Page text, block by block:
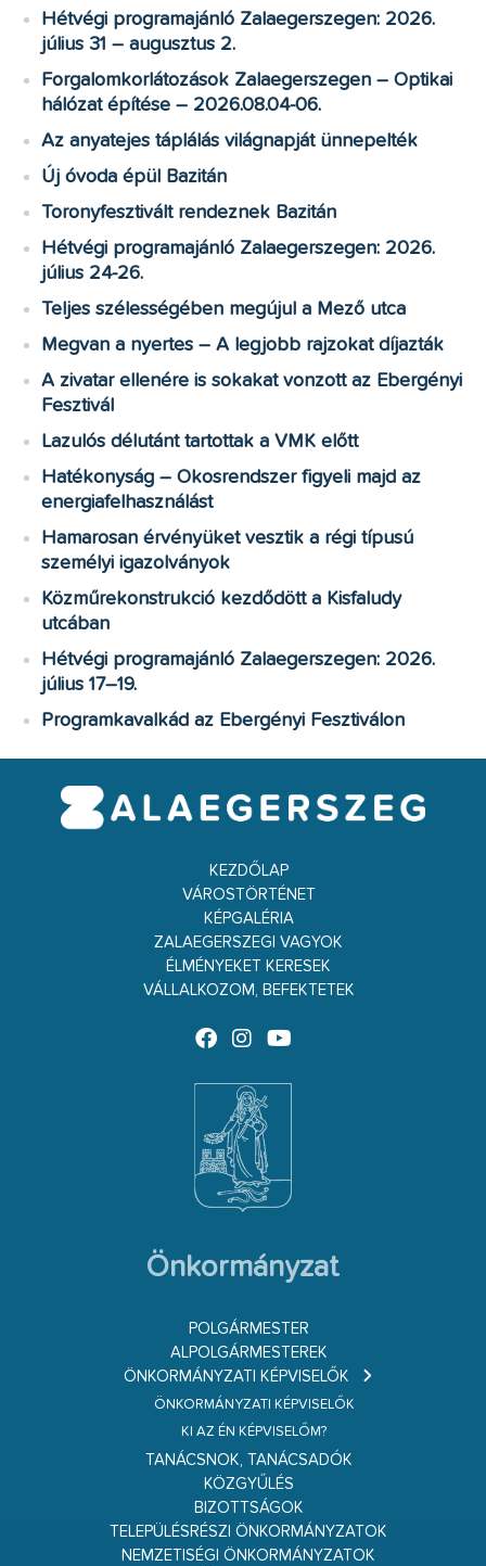
Hétvégi programajánló Zalaegerszegen: 2026.
július 31 – augusztus 2.
Forgalomkorlátozások Zalaegerszegen – Optikai
hálózat építése – 2026.08.04-06.
Az anyatejes táplálás világnapját ünnepelték
Új óvoda épül Bazitán
Toronyfesztivált rendeznek Bazitán
Hétvégi programajánló Zalaegerszegen: 2026.
július 24-26.
Teljes szélességében megújul a Mező utca
Megvan a nyertes – A legjobb rajzokat díjazták
A zivatar ellenére is sokakat vonzott az Ebergényi
Fesztivál
Lazulós délutánt tartottak a VMK előtt
Hatékonyság – Okosrendszer figyeli majd az
energiafelhasználást
Hamarosan érvényüket vesztik a régi típusú
személyi igazolványok
Közműrekonstrukció kezdődött a Kisfaludy
utcában
Hétvégi programajánló Zalaegerszegen: 2026.
július 17–19.
Programkavalkád az Ebergényi Fesztiválon
KEZDŐLAP
VÁROSTÖRTÉNET
KÉPGALÉRIA
ZALAEGERSZEGI VAGYOK
ÉLMÉNYEKET KERESEK
VÁLLALKOZOM, BEFEKTETEK
Önkormányzat
POLGÁRMESTER
ALPOLGÁRMESTEREK
ÖNKORMÁNYZATI KÉPVISELŐK
ÖNKORMÁNYZATI KÉPVISELŐK
KI AZ ÉN KÉPVISELŐM?
TANÁCSNOK, TANÁCSADÓK
KÖZGYŰLÉS
BIZOTTSÁGOK
TELEPÜLÉSRÉSZI ÖNKORMÁNYZATOK
NEMZETISÉGI ÖNKORMÁNYZATOK